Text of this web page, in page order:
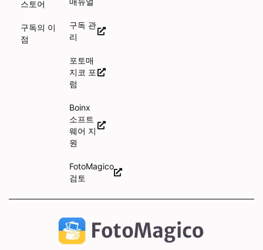
스토어
구독의 이
점
구독 관
리
포토매
지코 포
럼
Boinx
소프트
웨어 지
원
FotoMagico
검토